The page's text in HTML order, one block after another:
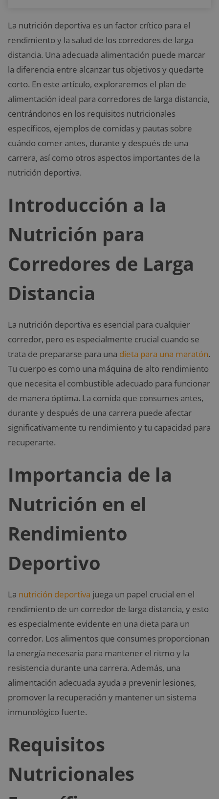
La nutrición deportiva es un factor crítico para el
rendimiento y la salud de los corredores de larga
distancia. Una adecuada alimentación puede marcar
la diferencia entre alcanzar tus objetivos y quedarte
corto. En este artículo, exploraremos el plan de
alimentación ideal para corredores de larga distancia,
centrándonos en los requisitos nutricionales
específicos, ejemplos de comidas y pautas sobre
cuándo comer antes, durante y después de una
carrera, así como otros aspectos importantes de la
nutrición deportiva.
Introducción a la
Nutrición para
Corredores de Larga
Distancia
La nutrición deportiva es esencial para cualquier
corredor, pero es especialmente crucial cuando se
trata de prepararse para una dieta para una maratón.
Tu cuerpo es como una máquina de alto rendimiento
que necesita el combustible adecuado para funcionar
de manera óptima. La comida que consumes antes,
durante y después de una carrera puede afectar
significativamente tu rendimiento y tu capacidad para
recuperarte.
Importancia de la
Nutrición en el
Rendimiento
Deportivo
La nutrición deportiva juega un papel crucial en el
rendimiento de un corredor de larga distancia, y esto
es especialmente evidente en una dieta para un
corredor. Los alimentos que consumes proporcionan
la energía necesaria para mantener el ritmo y la
resistencia durante una carrera. Además, una
alimentación adecuada ayuda a prevenir lesiones,
promover la recuperación y mantener un sistema
inmunológico fuerte.
Requisitos
Nutricionales